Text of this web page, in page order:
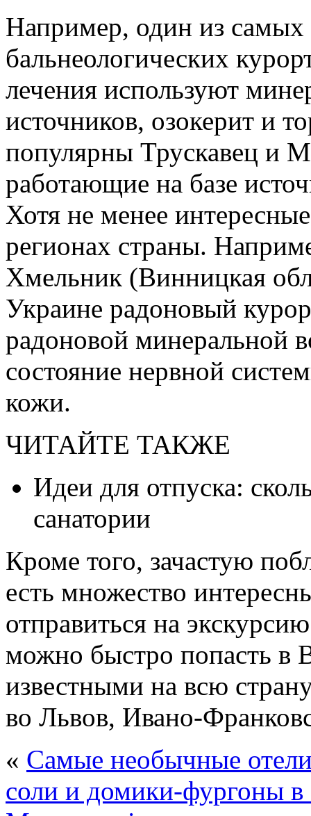
Например, один из
бальнеологических
лечения используют
источников, озокерит и
популярны Трускавец и
работающие на базе
Хотя не менее
регионах страны.
Хмельник (Винницкая
Украине радоновый
радоновой минеральной
состояние нервной
кожи.
ЧИТАЙТЕ ТАКЖЕ
Идеи для отпуска:
санатории
Кроме того, зачастую
есть множество
отправиться на
можно быстро попасть в
известными на всю
во Львов, Ивано-
« Самые необычные
соли и домики-фургоны в